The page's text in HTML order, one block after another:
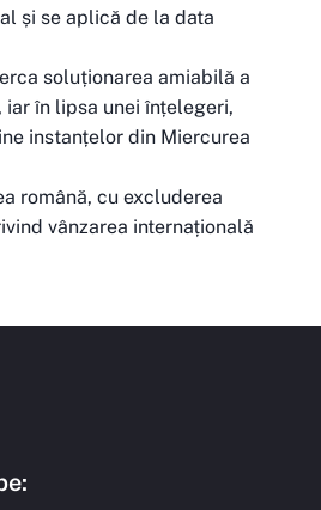
și se aplică de la data
soluționarea amiabilă a
în lipsa unei înțelegeri,
instanțelor din Miercurea
română, cu excluderea
vânzarea internațională